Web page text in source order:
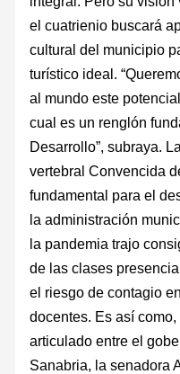
el cuatrienio buscará
cultural del municipio
turístico ideal.
al mundo este
cual es un renglón
Desarrollo”, subraya.
vertebral Convencida
fundamental para el
la administración
la pandemia trajo
de las clases
el riesgo de contagio
docentes. Es así
articulado entre el
Sanabria, la senadora